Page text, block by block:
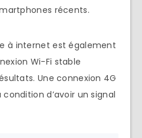
récents.
à internet est également
Wi-Fi stable
Une connexion 4G
d’avoir un signal